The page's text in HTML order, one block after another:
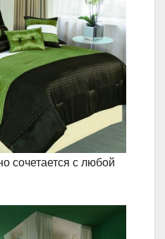
сочетается с любой